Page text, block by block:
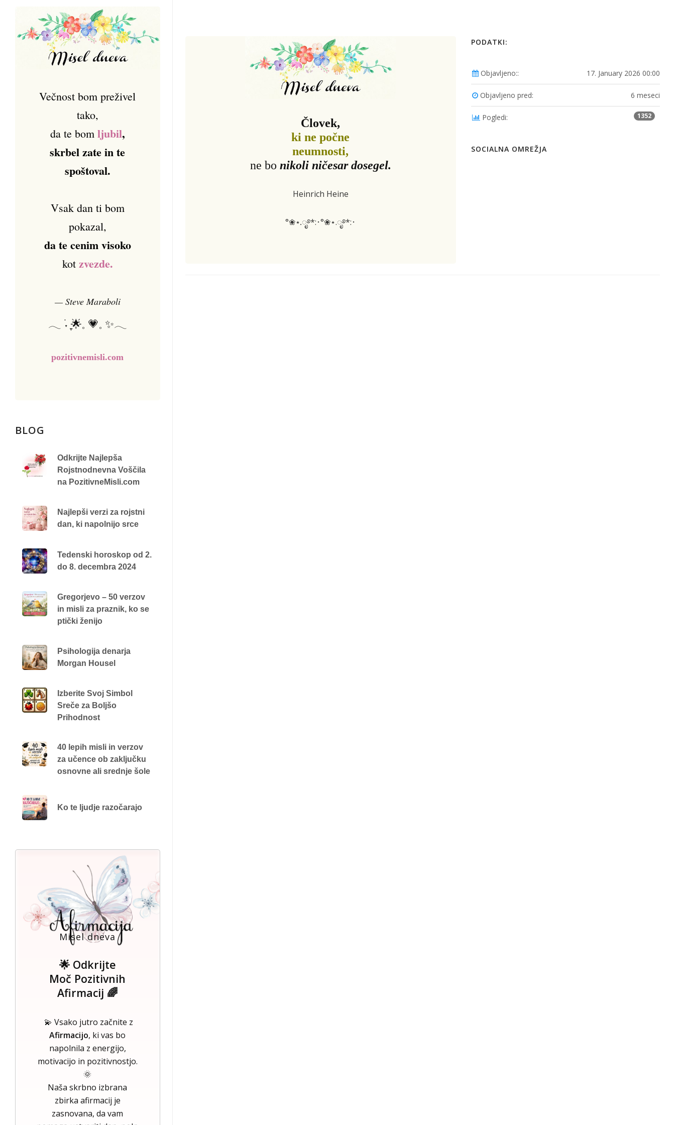
Človek,
ki ne počne
neumnosti,
ne bo nikoli ničesar dosegel.
Heinrich Heine
°❀⋆.ೃ࿔*:･°❀⋆.ೃ࿔*:･
PODATKI:
Objavljeno:: 17. January 2026 00:00
Objavljeno pred: 6 meseci
Pogledi: 1352
SOCIALNA OMREŽJA
Večnost bom preživel
tako,
da te bom ljubil,
skrbel zate in te
spoštoval.
Vsak dan ti bom
pokazal,
da te cenim visoko
kot zvezde.
— Steve Maraboli
𓂃 ࣪˖ ִֶָ🌟𓈒 💗𓈒 ✨𓂃
pozitivnemisli.com
BLOG
Odkrijte Najlepša
Rojstnodnevna Voščila
na PozitivneMisli.com
Najlepši verzi za rojstni
dan, ki napolnijo srce
Tedenski horoskop od 2.
do 8. decembra 2024
Gregorjevo – 50 verzov
in misli za praznik, ko se
ptički ženijo
Psihologija denarja
Morgan Housel
Izberite Svoj Simbol
Sreče za Boljšo
Prihodnost
40 lepih misli in verzov
za učence ob zaključku
osnovne ali srednje šole
Ko te ljudje razočarajo
Misel dneva
🌟 Odkrijte
Moč Pozitivnih
Afirmacij 🌈
💫 Vsako jutro začnite z
Afirmacijo, ki vas bo
napolnila z energijo,
motivacijo in pozitivnostjo.
🌞
Naša skrbno izbrana
zbirka afirmacij je
zasnovana, da vam